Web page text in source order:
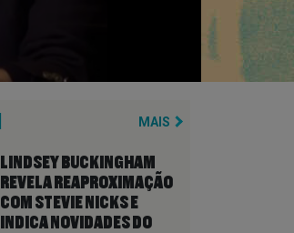
MAIS
LINDSEY BUCKINGHAM
REVELA REAPROXIMAÇÃO
COM STEVIE NICKS E
INDICA NOVIDADES DO